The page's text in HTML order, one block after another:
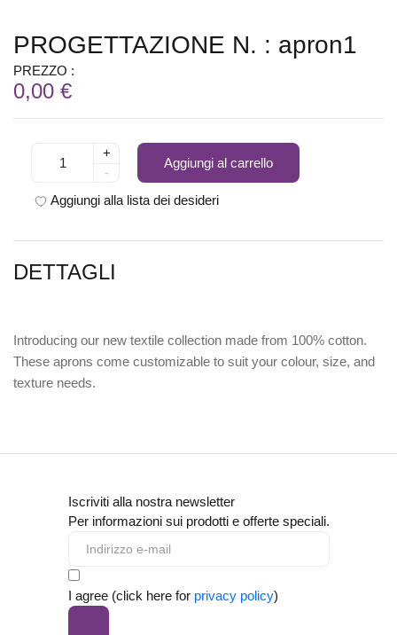
PROGETTAZIONE N. : apron1
PREZZO :
0,00 €
+
-
Aggiungi al carrello
Aggiungi alla lista dei desideri
DETTAGLI
Introducing our new textile collection made from 100% cotton.
These aprons come customizable to suit your colour, size, and
texture needs.
Iscriviti alla nostra newsletter
Per informazioni sui prodotti e offerte speciali.
I agree (click here for privacy policy)